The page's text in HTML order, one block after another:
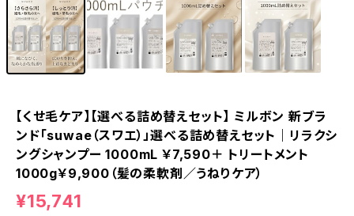
【くせ毛ケア】【選べる詰め替えセット】 ミルボン 新ブラ
ンド「suwae（スワエ）」選べる詰め替えセット｜リラクシ
ングシャンプー 1000mL ￥7,590＋ トリートメント
1000g￥9,900（髪の柔軟剤／うねりケア）
¥15,741